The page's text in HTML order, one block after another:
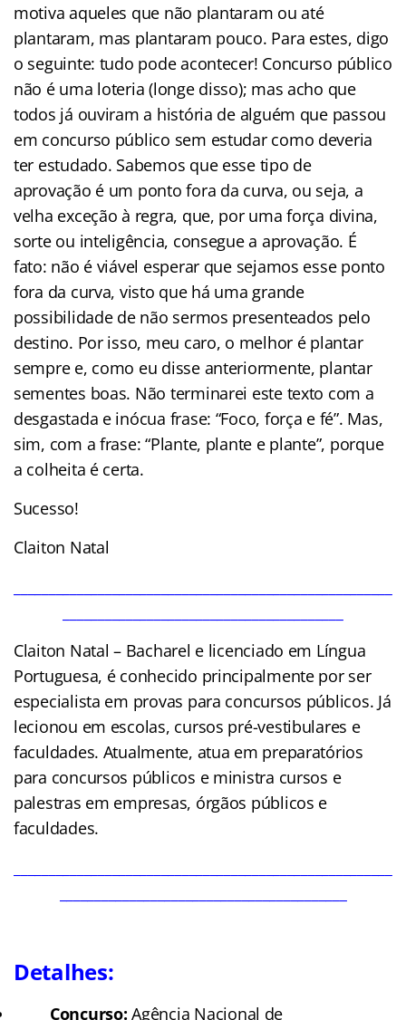
motiva aqueles que não plantaram ou até
plantaram, mas plantaram pouco. Para estes, digo
o seguinte: tudo pode acontecer! Concurso público
não é uma loteria (longe disso); mas acho que
todos já ouviram a história de alguém que passou
em concurso público sem estudar como deveria
ter estudado. Sabemos que esse tipo de
aprovação é um ponto fora da curva, ou seja, a
velha exceção à regra, que, por uma força divina,
sorte ou inteligência, consegue a aprovação. É
fato: não é viável esperar que sejamos esse ponto
fora da curva, visto que há uma grande
possibilidade de não sermos presenteados pelo
destino. Por isso, meu caro, o melhor é plantar
sempre e, como eu disse anteriormente, plantar
sementes boas. Não terminarei este texto com a
desgastada e inócua frase: “Foco, força e fé”. Mas,
sim, com a frase: “Plante, plante e plante”, porque
a colheita é certa.
Sucesso!
Claiton Natal
Claiton Natal – Bacharel e licenciado em Língua
Portuguesa, é conhecido principalmente por ser
especialista em provas para concursos públicos. Já
lecionou em escolas, cursos pré-vestibulares e
faculdades. Atualmente, atua em preparatórios
para concursos públicos e ministra cursos e
palestras em empresas, órgãos públicos e
faculdades.
Detalhes:
Concurso: Agência Nacional de